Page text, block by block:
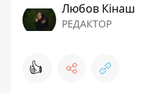
Любов Кінаш
РЕДАКТОР
👍